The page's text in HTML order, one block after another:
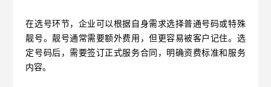
在选号环节，企业可以根据自身需求选择普通号码或特殊
靓号。靓号通常需要额外费用，但更容易被客户记住。选
定号码后，需要签订正式服务合同，明确资费标准和服务
内容。